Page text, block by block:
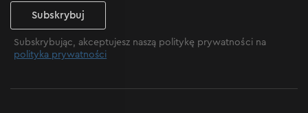
Subskrybuj
Subskrybując, akceptujesz naszą politykę prywatności na
polityka prywatności